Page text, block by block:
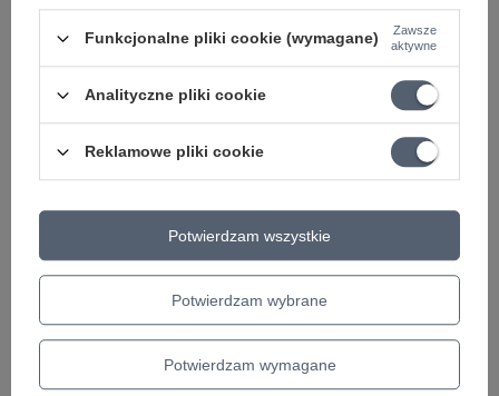
Dunlop uchwyt do
kostek gitarowych
40,81 zł
obniżką:42,08 zł -3%
Uchwyt na kostki Gewa
szyna
Najniższa cena z 30 dni przed
+ Dodaj do porównania
Funkcjonalne pliki cookie (wymagane)
Zawsze
aktywne
Analityczne pliki cookie
Reklamowe pliki cookie
Potwierdzam wybrane
Potwierdzam wymagane
Potwierdzam wszystkie